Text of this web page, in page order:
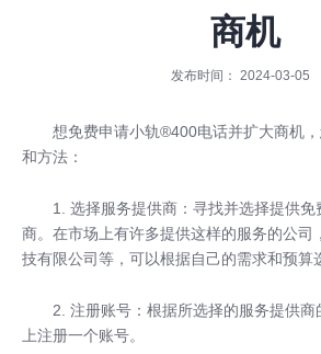
400-688-6667
商机
发布时间： 2024-03-05
想免费申请小轨®400电话并扩大商机
和方法：
1. 选择服务提供商：寻找并选择提供
商。在市场上有许多提供这样的服务的公司
技有限公司等，可以根据自己的需求和预算
2. 注册账号：根据所选择的服务提供
上注册一个账号。